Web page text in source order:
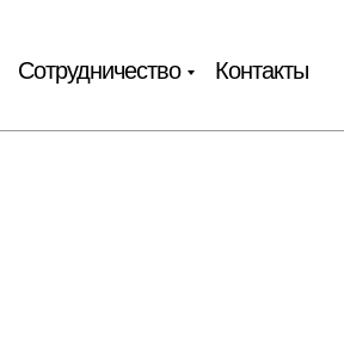
Сотрудничество Контакты